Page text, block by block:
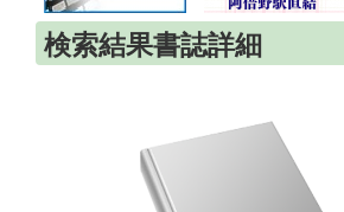
検索結果書誌詳細